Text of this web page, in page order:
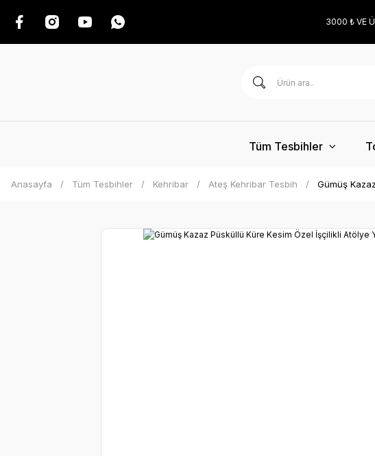
3000 ₺ VE
Tüm Tesbihler
Anasayfa Tüm Tesbihler Kehribar Ateş Kehribar Tesbih Gümüş